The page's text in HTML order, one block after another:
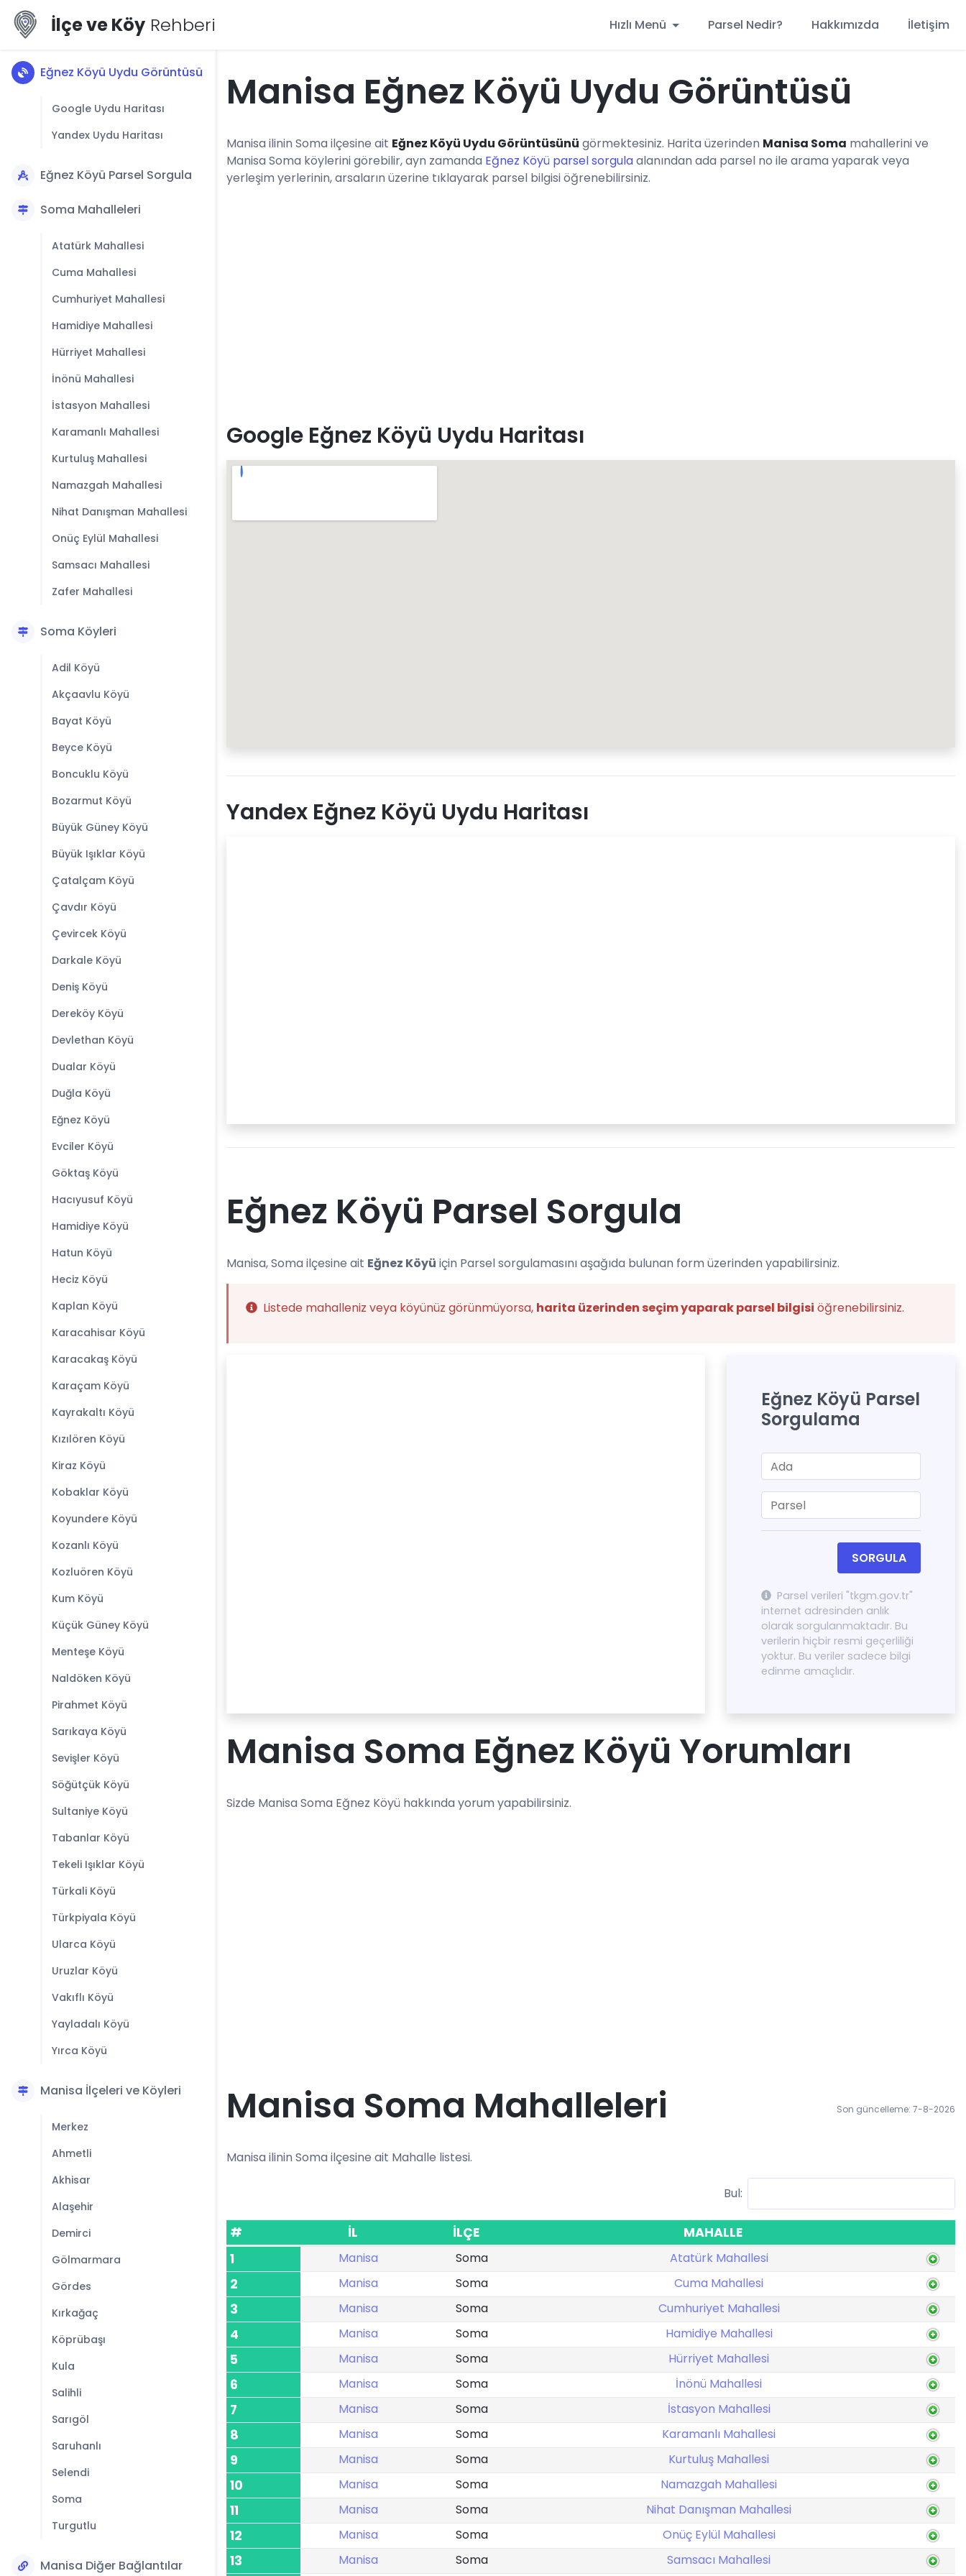
İlçe ve Köy Rehberi Hızlı Menü Parsel Nedir? Hakkımızda İletişim
Eğnez Köyü Uydu Görüntüsü
Google Uydu Haritası
Yandex Uydu Haritası
Eğnez Köyü Parsel Sorgula
Soma Mahalleleri
Atatürk Mahallesi
Cuma Mahallesi
Cumhuriyet Mahallesi
Hamidiye Mahallesi
Hürriyet Mahallesi
İnönü Mahallesi
İstasyon Mahallesi
Karamanlı Mahallesi
Kurtuluş Mahallesi
Namazgah Mahallesi
Nihat Danışman Mahallesi
Onüç Eylül Mahallesi
Samsacı Mahallesi
Zafer Mahallesi
Soma Köyleri
Adil Köyü
Akçaavlu Köyü
Bayat Köyü
Beyce Köyü
Boncuklu Köyü
Bozarmut Köyü
Büyük Güney Köyü
Büyük Işıklar Köyü
Çatalçam Köyü
Çavdır Köyü
Çevircek Köyü
Darkale Köyü
Deniş Köyü
Dereköy Köyü
Devlethan Köyü
Dualar Köyü
Duğla Köyü
Eğnez Köyü
Evciler Köyü
Göktaş Köyü
Hacıyusuf Köyü
Hamidiye Köyü
Hatun Köyü
Heciz Köyü
Kaplan Köyü
Karacahisar Köyü
Karacakaş Köyü
Karaçam Köyü
Kayrakaltı Köyü
Kızılören Köyü
Kiraz Köyü
Kobaklar Köyü
Koyundere Köyü
Kozanlı Köyü
Kozluören Köyü
Kum Köyü
Küçük Güney Köyü
Menteşe Köyü
Naldöken Köyü
Pirahmet Köyü
Sarıkaya Köyü
Sevişler Köyü
Söğütçük Köyü
Sultaniye Köyü
Tabanlar Köyü
Tekeli Işıklar Köyü
Türkali Köyü
Türkpiyala Köyü
Ularca Köyü
Uruzlar Köyü
Vakıflı Köyü
Yayladalı Köyü
Yırca Köyü
Manisa İlçeleri ve Köyleri
Merkez
Ahmetli
Akhisar
Alaşehir
Demirci
Gölmarmara
Gördes
Kırkağaç
Köprübaşı
Kula
Salihli
Sarıgöl
Saruhanlı
Selendi
Soma
Turgutlu
Manisa Diğer Bağlantılar
Manisa Eğnez Köyü Uydu Görüntüsü
Manisa ilinin Soma ilçesine ait Eğnez Köyü Uydu Görüntüsünü görmektesiniz. Harita üzerinden Manisa Soma mahallerini ve
Manisa Soma köylerini görebilir, ayn zamanda Eğnez Köyü parsel sorgulaalanından ada parsel no ile arama yaparak veya
yerleşim yerlerinin, arsaların üzerine tıklayarak parsel bilgisi öğrenebilirsiniz.
Google Eğnez Köyü Uydu Haritası
Yandex Eğnez Köyü Uydu Haritası
Eğnez Köyü Parsel Sorgula
Manisa, Soma ilçesine ait Eğnez Köyü için Parsel sorgulamasını aşağıda bulunan form üzerinden yapabilirsiniz.
Listede mahalleniz veya köyünüz görünmüyorsa, harita üzerinden seçim yaparak parsel bilgisi öğrenebilirsiniz.
Eğnez Köyü Parsel
Sorgulama
SORGULA
Parsel verileri "tkgm.gov.tr"
internet adresinden anlık
olarak sorgulanmaktadır. Bu
verilerin hiçbir resmi geçerliliği
yoktur. Bu veriler sadece bilgi
edinme amaçlıdır.
Manisa Soma Eğnez Köyü Yorumları
Sizde Manisa Soma Eğnez Köyü hakkında yorum yapabilirsiniz.
Manisa Soma Mahalleleri Son güncelleme: 7-8-2026
Manisa ilinin Soma ilçesine ait Mahalle listesi.
Bul:
# İL İLÇE
MAHALLE
1
Manisa Soma Atatürk Mahallesi
2 Manisa Soma Cuma Mahallesi
3 Manisa Soma Cumhuriyet Mahallesi
4 Manisa Soma Hamidiye Mahallesi
5 Manisa Soma Hürriyet Mahallesi
6 Manisa Soma İnönü Mahallesi
7 Manisa Soma İstasyon Mahallesi
8 Manisa Soma Karamanlı Mahallesi
9 Manisa Soma Kurtuluş Mahallesi
10 Manisa Soma Namazgah Mahallesi
11 Manisa Soma Nihat Danışman Mahallesi
12 Manisa Soma Onüç Eylül Mahallesi
13 Manisa Soma Samsacı Mahallesi